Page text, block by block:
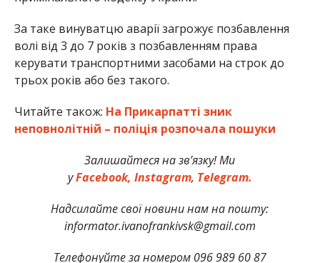
За таке винуватцю аварії загрожує позбавлення
волі від 3 до 7 років з позбавленням права
керувати транспортними засобами на строк до
трьох років або без такого.
Читайте також: На Прикарпатті зник
неповнолітній – поліція розпочала пошуки
Залишайтеся на зв’язку! Ми
уFacebook, Instagram, Telegram.
Надсилайте свої новини нам на пошту:
informator.ivanofrankivsk@gmail.com
Телефонуйте за номером 096 989 60 87